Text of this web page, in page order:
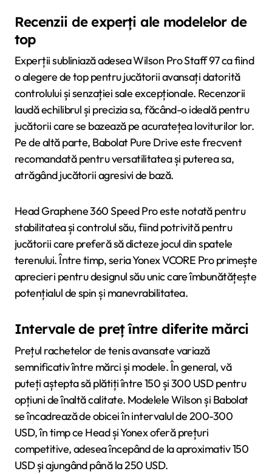
Recenzii de experți ale modelelor de
top
Experții subliniază adesea Wilson Pro Staff 97 ca fiind
o alegere de top pentru jucătorii avansați datorită
controlului și senzației sale excepționale. Recenzorii
laudă echilibrul și precizia sa, făcând-o ideală pentru
jucătorii care se bazează pe acuratețea loviturilor lor.
Pe de altă parte, Babolat Pure Drive este frecvent
recomandată pentru versatilitatea și puterea sa,
atrăgând jucătorii agresivi de bază.
Head Graphene 360 Speed Pro este notată pentru
stabilitatea și controlul său, fiind potrivită pentru
jucătorii care preferă să dicteze jocul din spatele
terenului. Între timp, seria Yonex VCORE Pro primește
aprecieri pentru designul său unic care îmbunătățește
potențialul de spin și manevrabilitatea.
Intervale de preț între diferite mărci
Prețul rachetelor de tenis avansate variază
semnificativ între mărci și modele. În general, vă
puteți aștepta să plătiți între 150 și 300 USD pentru
opțiuni de înaltă calitate. Modelele Wilson și Babolat
se încadrează de obicei în intervalul de 200-300
USD, în timp ce Head și Yonex oferă prețuri
competitive, adesea începând de la aproximativ 150
USD și ajungând până la 250 USD.